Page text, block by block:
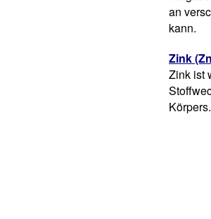
an
kann.
Zink
Zink ist
Körpers.